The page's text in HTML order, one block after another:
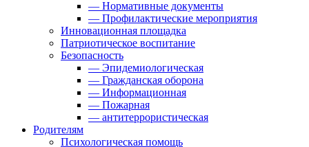
— Нормативные документы
— Профилактические мероприятия
Инновационная площадка
Патриотическое воспитание
Безопасность
— Эпидемиологическая
— Гражданская оборона
— Информационная
— Пожарная
— антитеррористическая
Родителям
Психологическая помощь